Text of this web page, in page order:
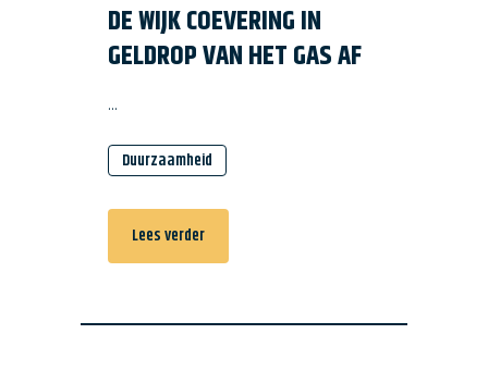
DE WIJK COEVERING IN
GELDROP VAN HET GAS AF
...
Duurzaamheid
Lees verder